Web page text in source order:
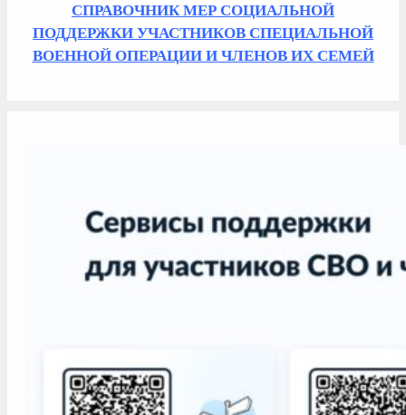
СПРАВОЧНИК МЕР СОЦИАЛЬНОЙ
ПОДДЕРЖКИ УЧАСТНИКОВ СПЕЦИАЛЬНОЙ
ВОЕННОЙ ОПЕРАЦИИ И ЧЛЕНОВ ИХ СЕМЕЙ